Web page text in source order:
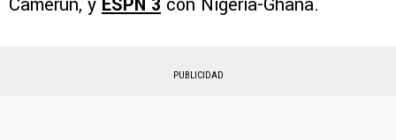
Camerún, y ESPN 3 con Nigeria-Ghana.
PUBLICIDAD